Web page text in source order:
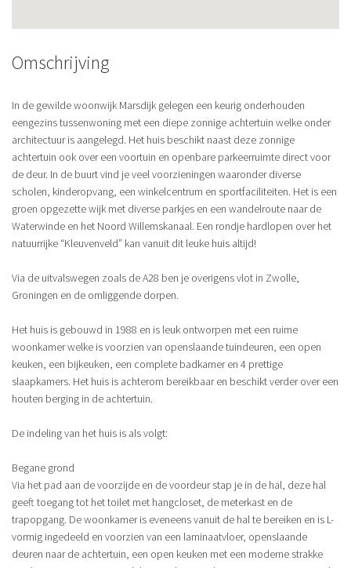
Omschrijving
In de gewilde woonwijk Marsdijk gelegen een keurig onderhouden
eengezins tussenwoning met een diepe zonnige achtertuin welke onder
architectuur is aangelegd. Het huis beschikt naast deze zonnige
achtertuin ook over een voortuin en openbare parkeerruimte direct voor
de deur. In de buurt vind je veel voorzieningen waaronder diverse
scholen, kinderopvang, een winkelcentrum en sportfaciliteiten. Het is een
groen opgezette wijk met diverse parkjes en een wandelroute naar de
Waterwinde en het Noord Willemskanaal. Een rondje hardlopen over het
natuurrijke “Kleuvenveld” kan vanuit dit leuke huis altijd!
Via de uitvalswegen zoals de A28 ben je overigens vlot in Zwolle,
Groningen en de omliggende dorpen.
Het huis is gebouwd in 1988 en is leuk ontworpen met een ruime
woonkamer welke is voorzien van openslaande tuindeuren, een open
keuken, een bijkeuken, een complete badkamer en 4 prettige
slaapkamers. Het huis is achterom bereikbaar en beschikt verder over een
houten berging in de achtertuin.
De indeling van het huis is als volgt:
Begane grond
Via het pad aan de voorzijde en de voordeur stap je in de hal, deze hal
geeft toegang tot het toilet met hangcloset, de meterkast en de
trapopgang. De woonkamer is eveneens vanuit de hal te bereiken en is L-
vormig ingedeeld en voorzien van een laminaatvloer, openslaande
deuren naar de achtertuin, een open keuken met een moderne strakke